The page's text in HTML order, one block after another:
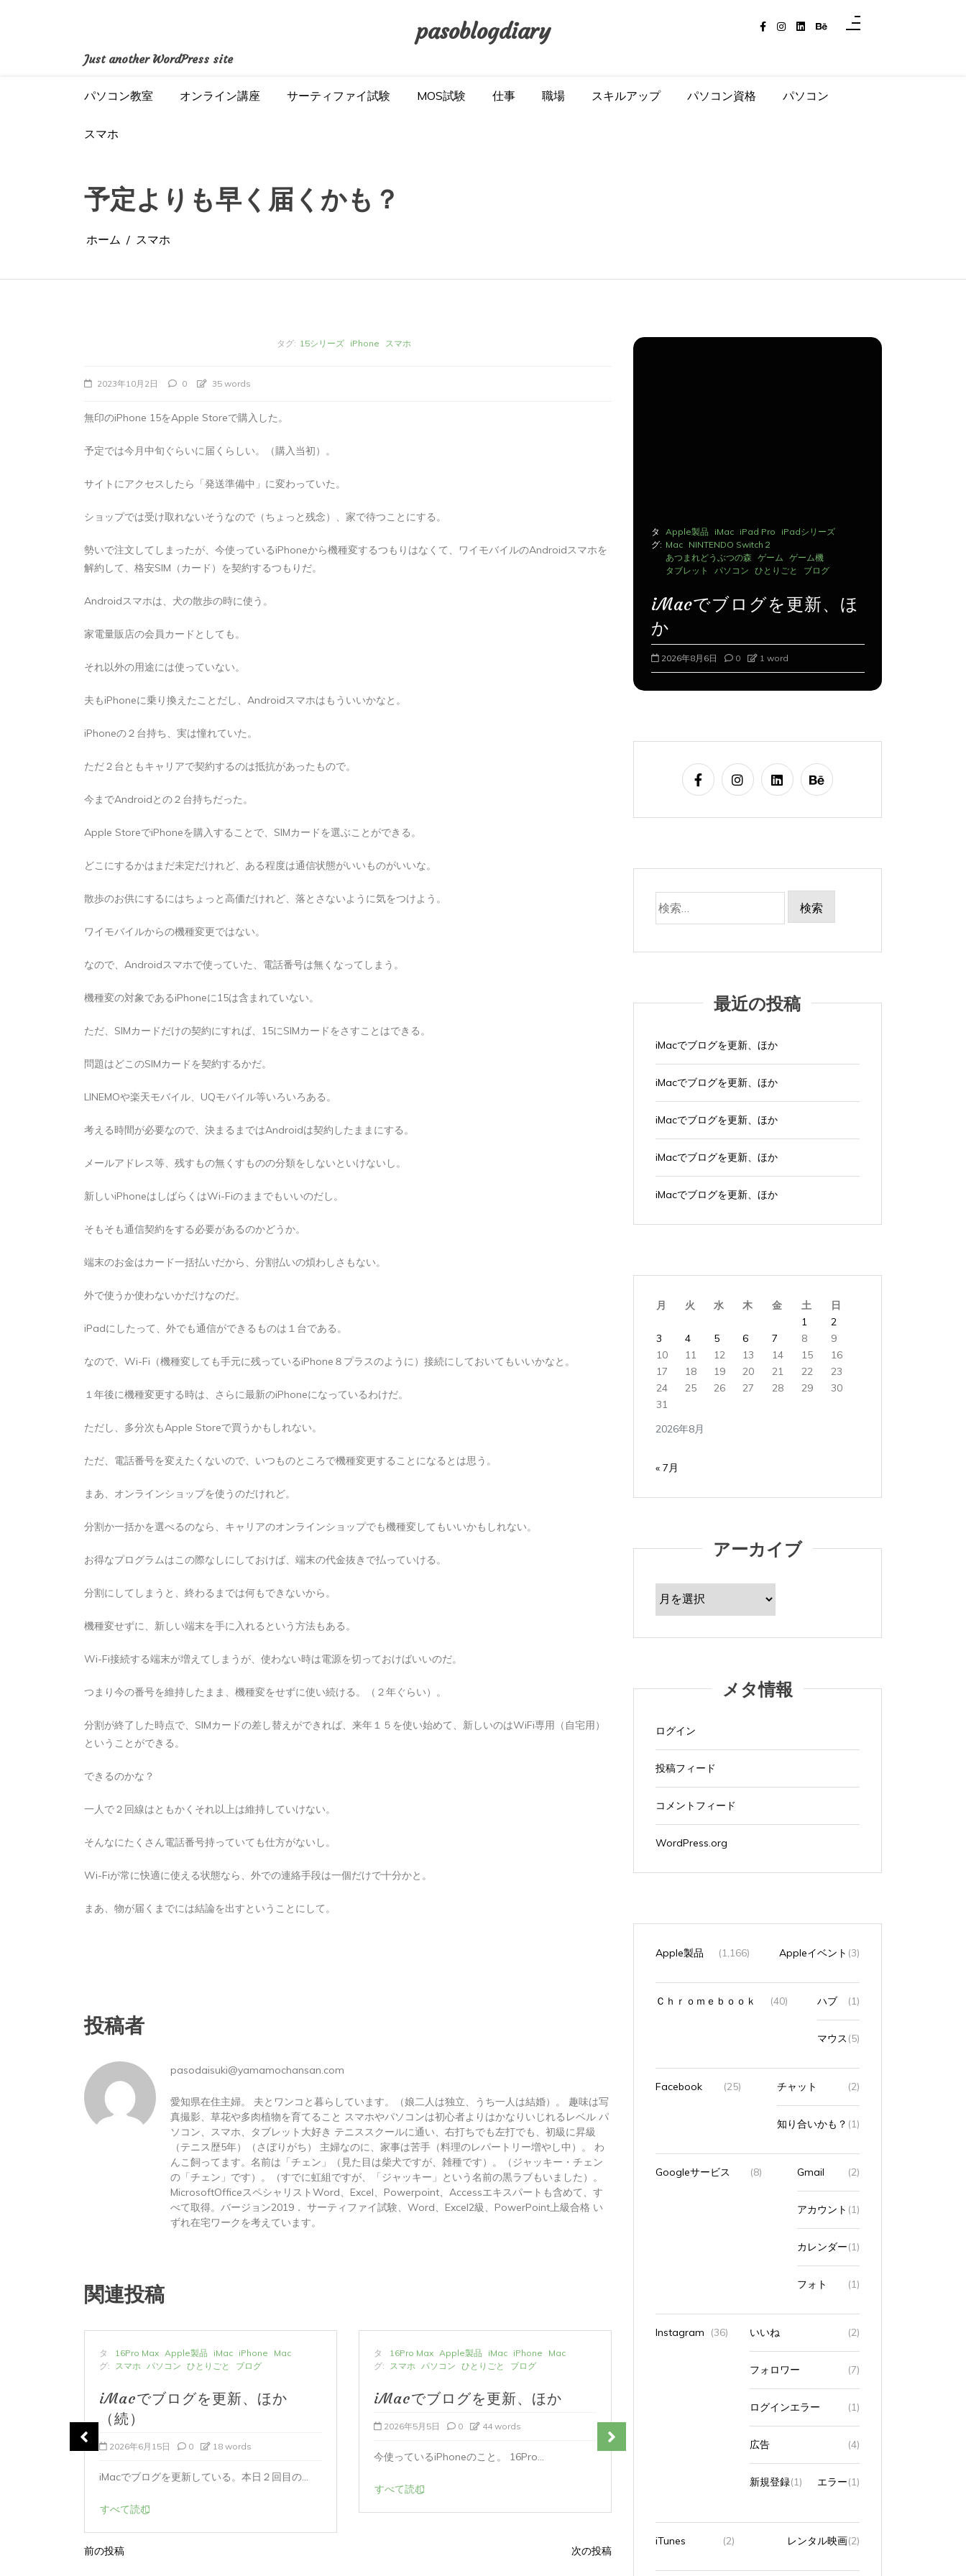
pasoblogdiary
Just another WordPress site
パソコン教室 オンライン講座 サーティファイ試験 MOS試験 仕事 職場 スキルアップ パソコン資格 パソコン
スマホ
予定よりも早く届くかも？
ホーム スマホ
タグ: 15シリーズ iPhone スマホ
2023年10月2日 0 35 words
無印のiPhone 15をApple Storeで購入した。
予定では今月中旬ぐらいに届くらしい。（購入当初）。
サイトにアクセスしたら「発送準備中」に変わっていた。
ショップでは受け取れないそうなので（ちょっと残念）、家で待つことにする。
勢いで注文してしまったが、今使っているiPhoneから機種変するつもりはなくて、ワイモバイルのAndroidスマホを
解約して、格安SIM（カード）を契約するつもりだ。
Androidスマホは、犬の散歩の時に使う。
家電量販店の会員カードとしても。
それ以外の用途には使っていない。
夫もiPhoneに乗り換えたことだし、Androidスマホはもういいかなと。
iPhoneの２台持ち、実は憧れていた。
ただ２台ともキャリアで契約するのは抵抗があったもので。
今までAndroidとの２台持ちだった。
Apple StoreでiPhoneを購入することで、SIMカードを選ぶことができる。
どこにするかはまだ未定だけれど、ある程度は通信状態がいいものがいいな。
散歩のお供にするにはちょっと高価だけれど、落とさないように気をつけよう。
ワイモバイルからの機種変更ではない。
なので、Androidスマホで使っていた、電話番号は無くなってしまう。
機種変の対象であるiPhoneに15は含まれていない。
ただ、SIMカードだけの契約にすれば、15にSIMカードをさすことはできる。
問題はどこのSIMカードを契約するかだ。
LINEMOや楽天モバイル、UQモバイル等いろいろある。
考える時間が必要なので、決まるまではAndroidは契約したままにする。
メールアドレス等、残すもの無くすものの分類をしないといけないし。
新しいiPhoneはしばらくはWi-Fiのままでもいいのだし。
そもそも通信契約をする必要があるのかどうか。
端末のお金はカード一括払いだから、分割払いの煩わしさもない。
外で使うか使わないかだけなのだ。
iPadにしたって、外でも通信ができるものは１台である。
なので、Wi-Fi（機種変しても手元に残っているiPhone８プラスのように）接続にしておいてもいいかなと。
１年後に機種変更する時は、さらに最新のiPhoneになっているわけだ。
ただし、多分次もApple Storeで買うかもしれない。
ただ、電話番号を変えたくないので、いつものところで機種変更することになるとは思う。
まあ、オンラインショップを使うのだけれど。
分割か一括かを選べるのなら、キャリアのオンラインショップでも機種変してもいいかもしれない。
お得なプログラムはこの際なしにしておけば、端末の代金抜きで払っていける。
分割にしてしまうと、終わるまでは何もできないから。
機種変せずに、新しい端末を手に入れるという方法もある。
Wi-Fi接続する端末が増えてしまうが、使わない時は電源を切っておけばいいのだ。
つまり今の番号を維持したまま、機種変をせずに使い続ける。（２年ぐらい）。
分割が終了した時点で、SIMカードの差し替えができれば、来年１５を使い始めて、新しいのはWiFi専用（自宅用）
ということができる。
できるのかな？
一人で２回線はともかくそれ以上は維持していけない。
そんなにたくさん電話番号持っていても仕方がないし。
Wi-Fiが常に快適に使える状態なら、外での連絡手段は一個だけで十分かと。
まあ、物が届くまでには結論を出すということにして。
投稿者
pasodaisuki@yamamochansan.com
愛知県在住主婦。 夫とワンコと暮らしています。（娘二人は独立、うち一人は結婚）。 趣味は写
真撮影、草花や多肉植物を育てること スマホやパソコンは初心者よりはかなりいじれるレベル パ
ソコン、スマホ、タブレット大好き テニススクールに通い、右打ちでも左打でも、初級に昇級
（テニス歴5年）（さぼりがち） 主婦なのに、家事は苦手（料理のレパートリー増やし中）。 わ
んこ飼ってます。名前は「チェン」（見た目は柴犬ですが、雑種です）。（ジャッキー・チェン
の「チェン」です）。（すでに虹組ですが、「ジャッキー」という名前の黒ラブもいました）。
MicrosoftOfficeスペシャリストWord、Excel、Powerpoint、Accessエキスパートも含めて、す
べて取得。バージョン2019． サーティファイ試験、Word、Excel2級、PowerPoint上級合格 い
ずれ在宅ワークを考えています。
関連投稿
タ
グ:
16Pro Max Apple製品 iMac iPhone
Mac
スマホ
パソコン ひとりごと ブログ
iMacでブログを更新、ほか
（続）
2026年6月15日 0 18 words
iMacでブログを更新している。本日２回目の...
すべて読む
タ
グ:
16Pro Max Apple製品 iMac iPhone
Mac
スマホ
パソコン ひとりごと ブログ
iMacでブログを更新、ほか
2026年5月5日 0 44 words
今使っているiPhoneのこと。 16Pro...
すべて読む
Apple製品
Bluetoothキーボード（純正外）
iPhoneでブログを更新、ほか
2 words
iPhoneでブログを更新している。 ちょっ...
投
前の投稿 次の投稿
グ:
Mac
NINTENDO Switch２
あつまれどうぶつの森 ゲーム
ゲーム機
タブレット
パソコン ひとりごと ブログ
iMacでブログを更新、ほ
か
グ: Mac NINTENDO Switch２
あつまれどうぶつの森
ゲーム
ゲーム機
タ
グ:
Apple製品 iMac iPad Pro
iPadシリーズ
Mac
NINTENDO Switch２
あつまれどうぶつの森 ゲーム ゲーム機
タブレット
パソコン ひとりごと ブログ
iMacでブログを更新、ほ
か
2026年8月6日 0 1 word
索:
最近の投稿
iMacでブログを更新、ほか
iMacでブログを更新、ほか
iMacでブログを更新、ほか
iMacでブログを更新、ほか
iMacでブログを更新、ほか
2026年8月
月 火 水 木 金 土
日
1
2
3
4 5 6 7 8
9
10
11 12 13 14 15
16
17
18 19 20 21 22
23
24
25 26 27 28 29
30
31
« 7月
アーカイブ
ー
カ
イ
メタ情報
ログイン
投稿フィード
コメントフィード
WordPress.org
Apple製品 (1,166) Appleイベント (3)
Ｃｈｒｏｍｅｂｏｏｋ (40) ハブ (1)
マウス (5)
Facebook (25) チャット (2)
知り合いかも？ (1)
Googleサービス (8) Gmail (2)
アカウント (1)
カレンダー(1)
フォト (1)
Instagram (36) いいね (2)
フォロワー (7)
ログインエラー (1)
広告 (4)
新規登録(1) エラー(1)
iTunes (2) レンタル映画(2)